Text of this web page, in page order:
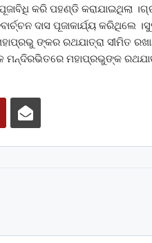
କରି ପହଣ୍ଡି କରାଯାଇଥିଲା
ଦାସ ପୂଜାକାର୍ଯ୍ୟ କରିଥିଲେ
ଙ୍କର ରଥଯାତ୍ରା ସୀମିତ
ମହାପ୍ରଭୁଙ୍କ